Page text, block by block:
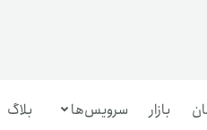
بازار سرویس‌ها بلاگ